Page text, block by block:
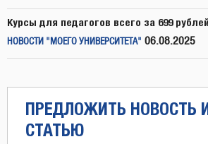
Курсы для педагогов всего за 699
НОВОСТИ "МОЕГО УНИВЕРСИТЕТА" 06.08.2025
ПРЕДЛОЖИТЬ НОВОСТЬ
СТАТЬЮ